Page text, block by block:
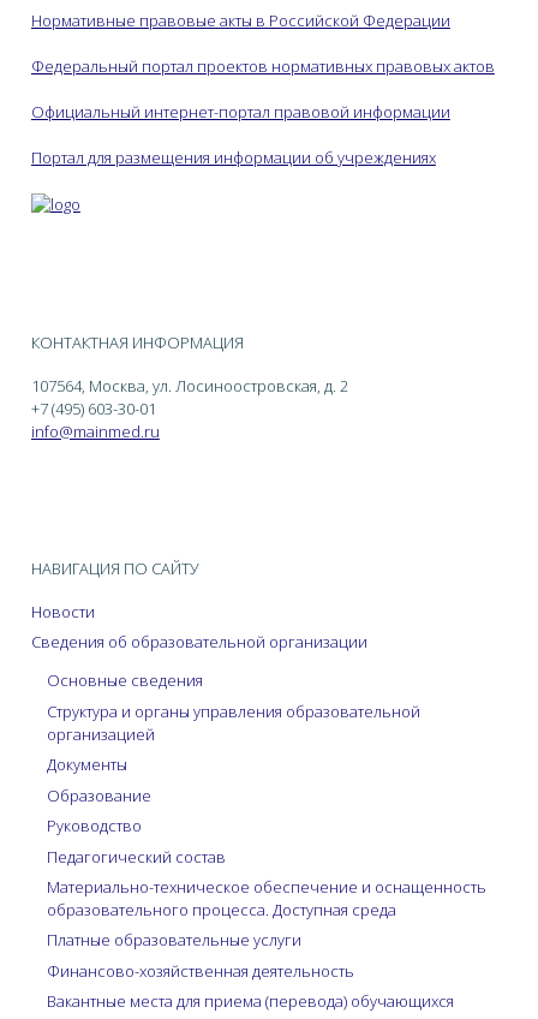
Нормативные правовые акты в Российской Федерации
Федеральный портал проектов нормативных правовых актов
Официальный интернет-портал правовой информации
Портал для размещения информации об учреждениях
КОНТАКТНАЯ ИНФОРМАЦИЯ
107564, Москва, ул. Лосиноостровская, д. 2
+7 (495) 603-30-01
info@mainmed.ru
НАВИГАЦИЯ ПО САЙТУ
Новости
Сведения об образовательной организации
Основные сведения
Структура и органы управления образовательной
организацией
Документы
Образование
Руководство
Педагогический состав
Материально-техническое обеспечение и оснащенность
образовательного процесса. Доступная среда
Платные образовательные услуги
Финансово-хозяйственная деятельность
Вакантные места для приема (перевода) обучающихся